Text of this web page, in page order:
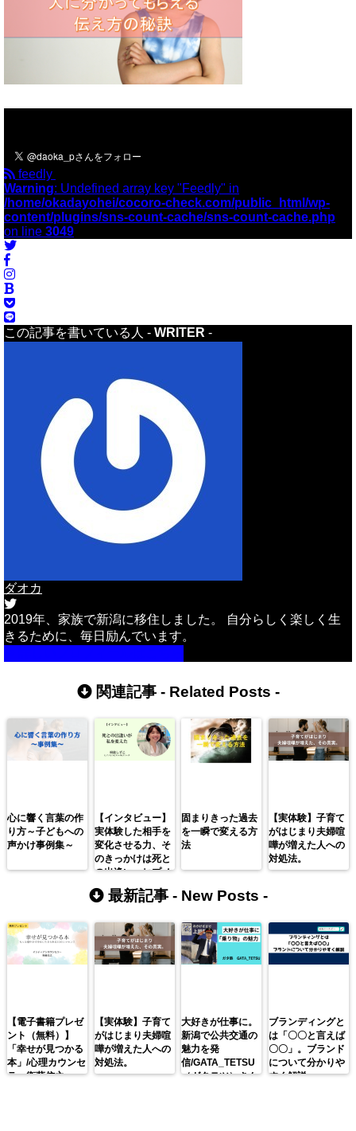
feedly
Warning: Undefined array key "Feedly" in
/home/okadayohei/cocoro-check.com/public_html/wp-
content/plugins/sns-count-cache/sns-count-cache.php
on line 3049
この記事を書いている人 - WRITER -
ダオカ
2019年、家族で新潟に移住しました。 自分らしく楽しく生
きるために、毎日励んでいます。
関連記事 - Related Posts -
心に響く言葉の作
り方～子どもへの
声かけ事例集～
【インタビュー】
実体験した相手を
変化させる力、そ
のきっかけは死と
の出逢い。ヒプノ
セラピスト桐島し
ずこ
固まりきった過去
を一瞬で変える方
法
【実体験】子育て
がはじまり夫婦喧
嘩が増えた人への
対処法。
最新記事 - New Posts -
【電子書籍プレゼ
ント（無料）】
「幸せが見つかる
本」/心理カウンセ
ラー衛藤信之
【実体験】子育て
がはじまり夫婦喧
嘩が増えた人への
対処法。
大好きが仕事に。
新潟で公共交通の
魅力を発
信/GATA_TETSU
（ガタテツ）さん
ブランディングと
は「〇〇と言えば
〇〇」。ブランド
について分かりや
すく解説。